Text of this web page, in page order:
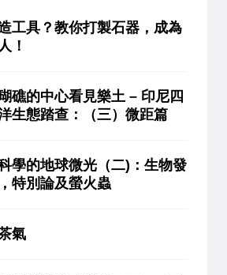
工具？教你打製石器，成為
！
礁的中心看見樂土 – 印尼四
生態踏查：（三）微距篇
學的地球微光（二)：生物發
特別論及螢火蟲
氣